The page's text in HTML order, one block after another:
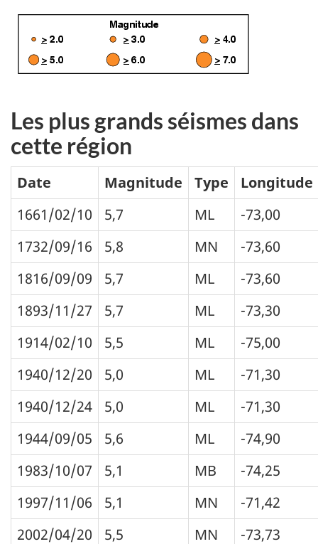
Les plus grands séismes dans
cette région
Date Magnitude Type
Longitude
1661/02/10
5,7 ML
-73,00
1732/09/16
5,8 MN
-73,60
1816/09/09
5,7 ML
-73,60
1893/11/27
5,7 ML
-73,30
1914/02/10
5,5 ML
-75,00
1940/12/20
5,0 ML
-71,30
1940/12/24
5,0 ML
-71,30
1944/09/05
5,6 ML
-74,90
1983/10/07
5,1 MB
-74,25
1997/11/06
5,1 MN
-71,42
2002/04/20
5,5 MN -73,73